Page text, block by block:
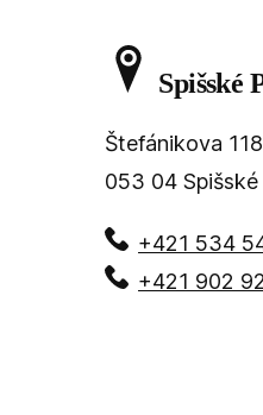
Spišské
Štefánikova 118
053 04
+421 534
+421 902